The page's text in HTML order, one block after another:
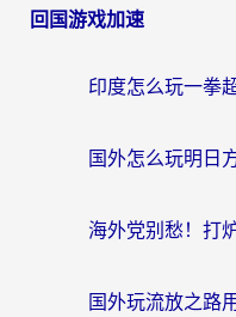
回国游戏加速